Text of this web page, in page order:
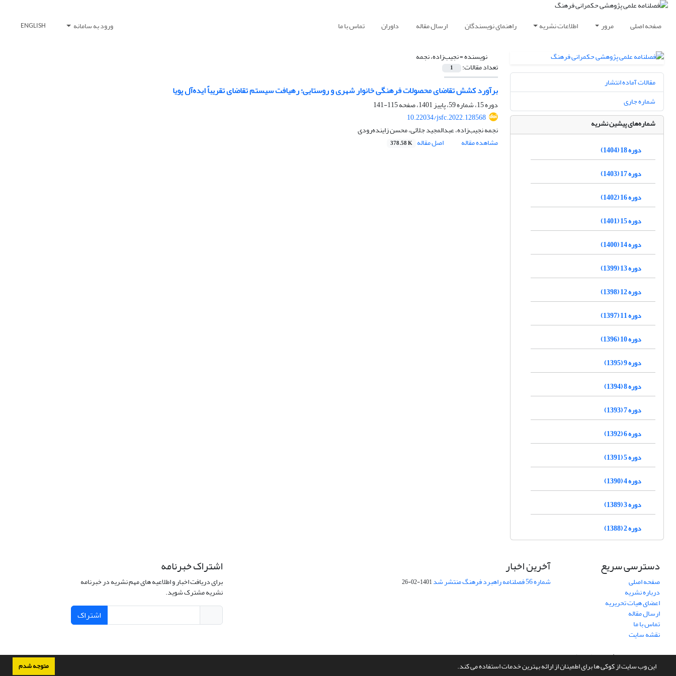
این وب سایت از کوکی ها برای اطمینان از ارائه بهترین خدمات استفاده می کند. متوجه شدم
صفحه اصلی مرور اطلاعات نشریه راهنمای نویسندگان ارسال مقاله داوران تماس با ما ورود به سامانه ENGLISH
نویسنده =نجیب‌زاده، نجمه
تعداد مقالات: 1
برآورد کشش‌ تقاضای محصولات فرهنگی خانوار شهری و روستایی؛ رهیافت سیستم تقاضای تقریباً ایده‌آل پویا
دوره 15، شماره 59، پاییز 1401، صفحه
115-141
10.22034/jsfc.2022.128568
نجمه نجیب‌زاده، عبدالمجید جلائی، محسن زاینده‌رودی
مشاهده مقاله
اصل مقاله 378.58 K
مقالات آماده انتشار
شماره جاری
شماره‌های پیشین نشریه
دوره 18 (1404)
دوره 17 (1403)
دوره 16 (1402)
دوره 15 (1401)
دوره 14 (1400)
دوره 13 (1399)
دوره 12 (1398)
دوره 11 (1397)
دوره 10 (1396)
دوره 9 (1395)
دوره 8 (1394)
دوره 7 (1393)
دوره 6 (1392)
دوره 5 (1391)
دوره 4 (1390)
دوره 3 (1389)
دوره 2 (1388)
دسترسی سریع
صفحه اصلی
درباره نشریه
اعضای هیات تحریریه
ارسال مقاله
تماس با ما
نقشه سایت
آخرین اخبار
شماره 56 فصلنامه راهبرد فرهنگ منتشر شد 1401-02-26
اشتراک خبرنامه
برای دریافت اخبار و اطلاعیه های مهم نشریه در خبرنامه
نشریه مشترک شوید.
اشتراک
سامانه مدیریت نشریات علمی.طراحی و پیاده سازی ازسیناوب